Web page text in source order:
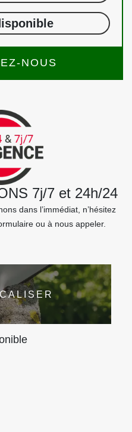
NOUS
7j/7 et 24h/24
dans l’immédiat, n’hésitez
ou à nous appeler.